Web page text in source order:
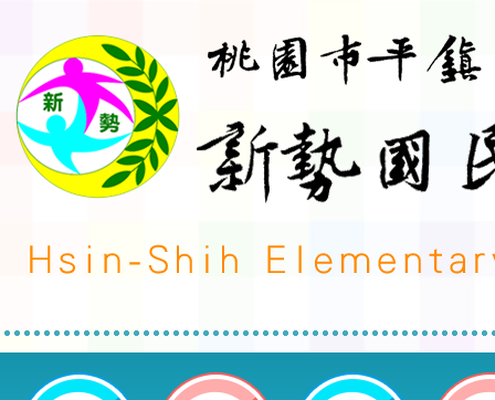
新勢國民小學113學年度第2學期